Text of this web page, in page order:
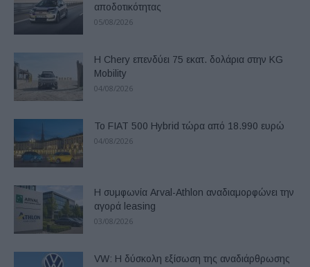
αποδοτικότητας
05/08/2026
Η Chery επενδύει 75 εκατ. δολάρια στην KG
Mobility
04/08/2026
Το FIAT 500 Hybrid τώρα από 18.990 ευρώ
04/08/2026
Η συμφωνία Arval-Athlon αναδιαμορφώνει την
αγορά leasing
03/08/2026
VW: Η δύσκολη εξίσωση της αναδιάρθρωσης